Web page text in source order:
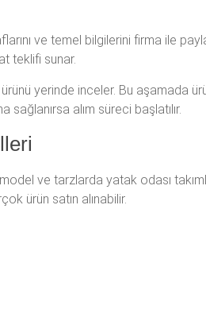
ve temel bilgilerini firma ile
teklifi sunar.
yerinde inceler. Bu aşamada
alım süreci başlatılır.
ve tarzlarda yatak odası
ürün satın alınabilir.